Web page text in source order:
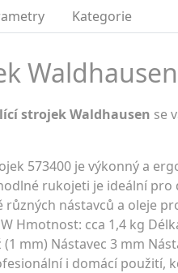
Kategorie
strojek Waldhausen se
573400 je výkonný a
rukojeti je ideální
nástavců a oleje
Hmotnost: cca 1,4 kg
mm) Nástavec 3 mm
i domácí použití,